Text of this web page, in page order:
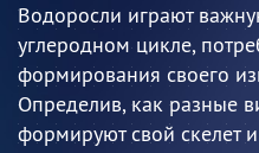
Водоросли играют
углеродном цикле,
формирования своего
Определив, как разные
формируют свой скелет